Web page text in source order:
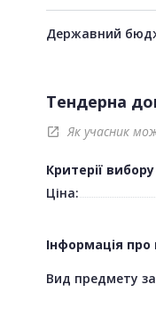
Державний
Тендерна
open_in_new Як учасник
Критерії
Ціна:
Інформація про
Вид предмету